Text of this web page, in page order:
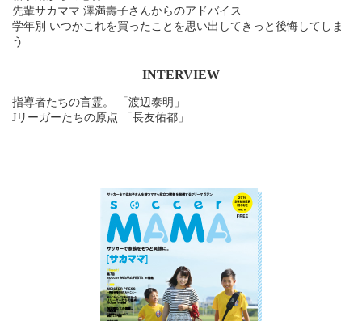
先輩サカママ 澤満壽子さんからのアドバイス
学年別 いつかこれを買ったことを思い出してきっと後悔してしま
う
INTERVIEW
指導者たちの言霊。 「渡辺泰明」
Jリーガーたちの原点 「長友佑都」